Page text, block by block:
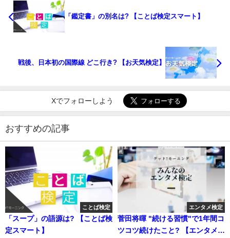
「鑑定書」の別名は? 【ことば検定スマート】
戦後、日本初の国際線 どこ行き? 【お天気検定】
Xでフォローしよう
おすすめの記事
ことば検定
「スープ」の語源は? 【ことば検
定スマート】
エンタメ検定
菅田将暉 "続ける習慣"で1年間コ
ツコツ続けたこと? 【エンタメ検